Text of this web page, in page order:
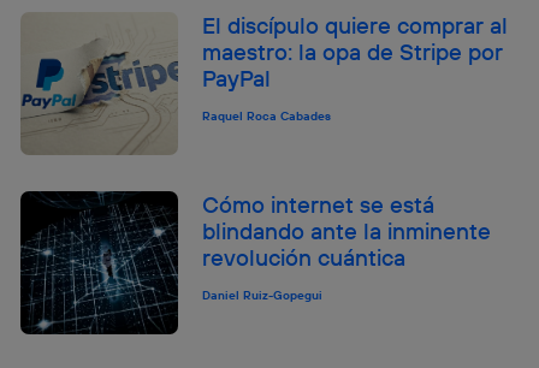
El discípulo quiere comprar al
maestro: la opa de Stripe por
PayPal
Raquel Roca Cabades
Cómo internet se está
blindando ante la inminente
revolución cuántica
Daniel Ruiz-Gopegui